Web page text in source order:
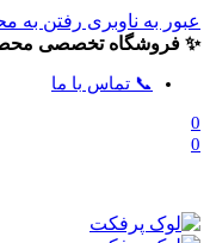
عبور به ناوبری رفتن به
✨ فروشگاه تخصصی
📞 تماس با ما
0
0